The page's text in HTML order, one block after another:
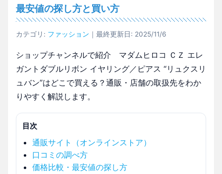
最安値の探し方と買い方
カテゴリ: ファッション ｜最終更新日: 2025/11/6
ショップチャンネルで紹介 マダムヒロコ ＣＺ エレ
ガントダブルリボン イヤリング／ピアス “リュクスリ
ュバン”はどこで買える？通販・店舗の取扱先をわか
りやすく解説します。
目次
通販サイト（オンラインストア）
口コミの調べ方
価格比較・最安値の探し方